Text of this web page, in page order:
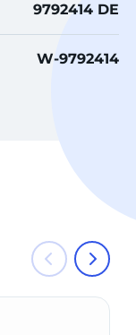
9792414 DE
W-9792414